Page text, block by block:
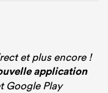
et plus encore !
application
Google Play